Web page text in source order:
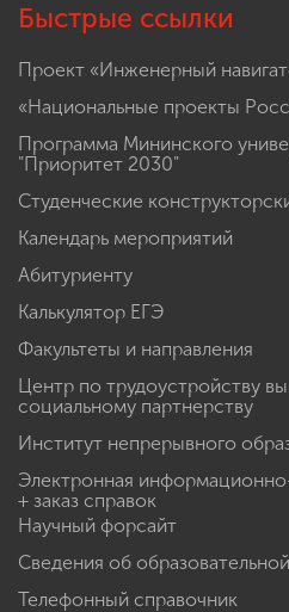
Быстрые ссылки
Проект «Инженерный
«Национальные проекты
Программа Мининского
"Приоритет 2030"
Студенческие
Календарь мероприятий
Абитуриенту
Калькулятор ЕГЭ
Факультеты и направления
Центр по трудоустройству
социальному партнерству
Институт непрерывного
Электронная
+ заказ справок
Научный форсайт
Сведения об
Телефонный справочник